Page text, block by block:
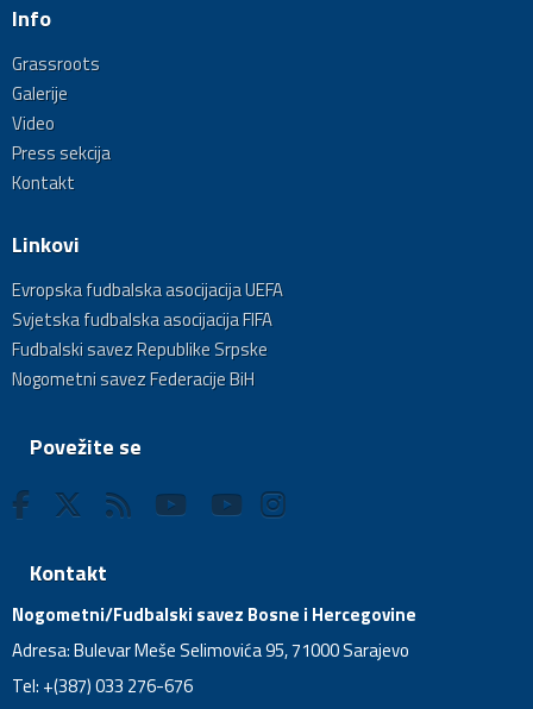
Info
Grassroots
Galerije
Video
Press sekcija
Kontakt
Linkovi
Evropska fudbalska asocijacija UEFA
Svjetska fudbalska asocijacija FIFA
Fudbalski savez Republike Srpske
Nogometni savez Federacije BiH
Povežite se
Kontakt
Nogometni/Fudbalski savez Bosne i Hercegovine
Adresa: Bulevar Meše Selimovića 95, 71000 Sarajevo
Tel: +(387) 033 276-676